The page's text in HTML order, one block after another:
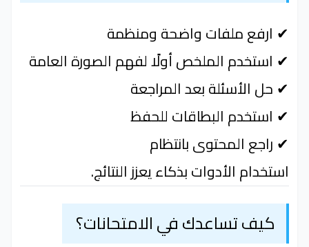
✔ ارفع ملفات واضحة ومنظمة
✔ استخدم الملخص أولًا لفهم الصورة العامة
✔ حل الأسئلة بعد المراجعة
✔ استخدم البطاقات للحفظ
✔ راجع المحتوى بانتظام
استخدام الأدوات بذكاء يعزز النتائج.
كيف تساعدك في الامتحانات؟